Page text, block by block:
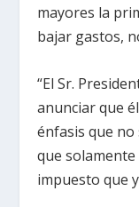
mayores la
bajar gastos,
“El Sr.
anunciar que
énfasis que
que
impuesto que